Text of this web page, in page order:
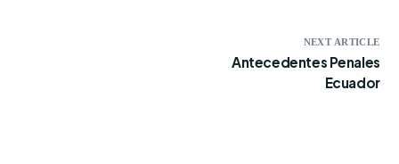
NEXT ARTICLE
Antecedentes Penales
Ecuador